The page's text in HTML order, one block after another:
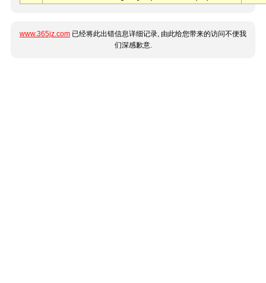
www.365jz.com 已经将此出错信息详细记录, 由此给您带来的访问不便我
们深感歉意.